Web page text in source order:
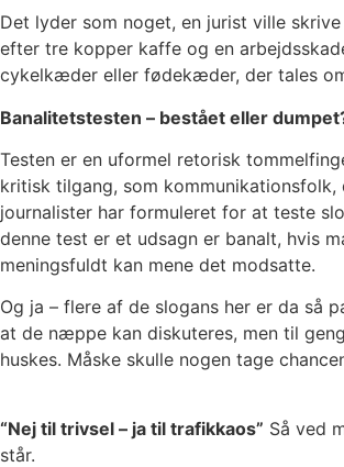
Det lyder som noget, en jurist ville
efter tre kopper kaffe og en
cykelkæder eller fødekæder, der tales
Banalitetstesten – bestået eller
Testen er en uformel retorisk
kritisk tilgang, som
journalister har formuleret for at teste
denne test er et udsagn er banalt, hvis
meningsfuldt kan mene det modsatte.
Og ja – flere af de slogans her er da så
at de næppe kan diskuteres, men til
huskes. Måske skulle nogen tage
“Nej til trivsel – ja til trafikkaos” Så ved
står.